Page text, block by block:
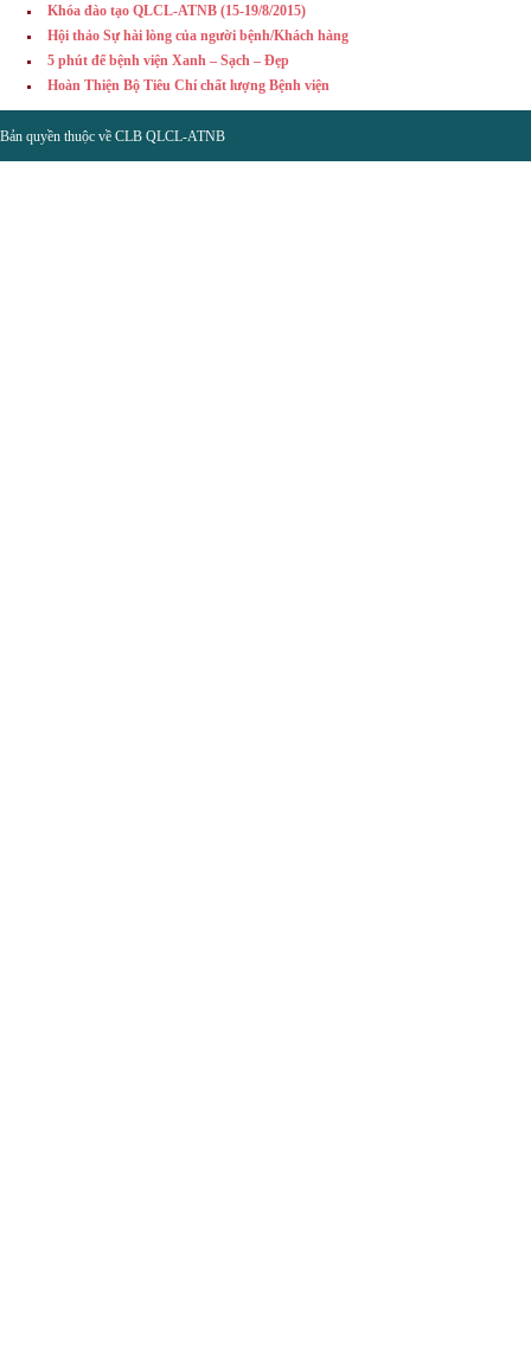
Khóa đào tạo QLCL-ATNB (15-19/8/2015)
Hội thảo Sự hài lòng của người bệnh/Khách hàng
5 phút để bệnh viện Xanh – Sạch – Đẹp
Hoàn Thiện Bộ Tiêu Chí chất lượng Bệnh viện
Bản quyền thuộc về CLB QLCL-ATNB